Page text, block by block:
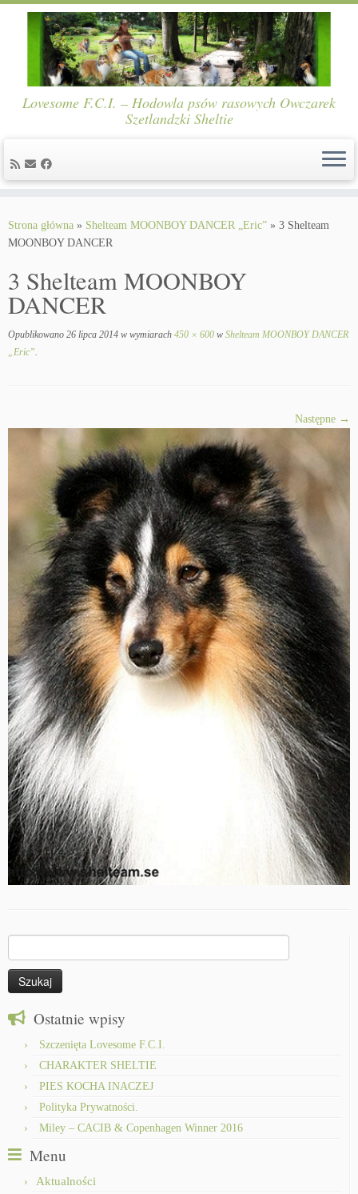
content
Lovesome F.C.I. – Hodowla psów rasowych Owczarek
Szetlandzki Sheltie
Strona główna » Shelteam MOONBOY DANCER „Eric” » 3 Shelteam
MOONBOY DANCER
3 Shelteam MOONBOY
DANCER
Opublikowano 26 lipca 2014 w wymiarach 450 × 600 w Shelteam MOONBOY DANCER
„Eric”.
Następne →
Ostatnie wpisy
Szczenięta Lovesome F.C.I.
CHARAKTER SHELTIE
PIES KOCHA INACZEJ
Polityka Prywatności.
Miley – CACIB & Copenhagen Winner 2016
Menu
Aktualności